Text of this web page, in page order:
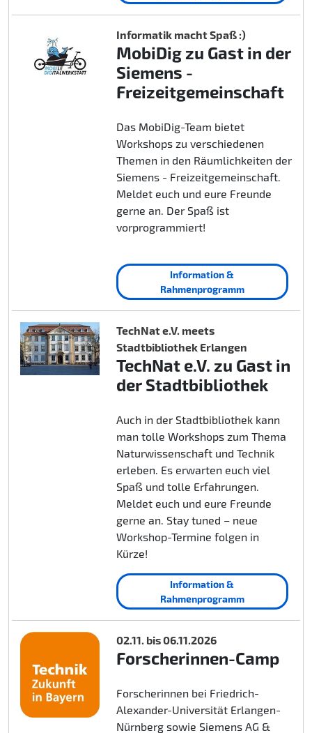
Informatik macht Spaß :)
MobiDig zu Gast in der
Siemens -
Freizeitgemeinschaft
Das MobiDig-Team bietet
Workshops zu verschiedenen
Themen in den Räumlichkeiten der
Siemens - Freizeitgemeinschaft.
Meldet euch und eure Freunde
gerne an. Der Spaß ist
vorprogrammiert!
Information &
Rahmenprogramm
TechNat e.V. meets
Stadtbibliothek Erlangen
TechNat e.V. zu Gast in
der Stadtbibliothek
Auch in der Stadtbibliothek kann
man tolle Workshops zum Thema
Naturwissenschaft und Technik
erleben. Es erwarten euch viel
Spaß und tolle Erfahrungen.
Meldet euch und eure Freunde
gerne an. Stay tuned – neue
Workshop-Termine folgen in
Kürze!
Information &
Rahmenprogramm
02.11. bis 06.11.2026
Forscherinnen-Camp
Forscherinnen bei Friedrich-
Alexander-Universität Erlangen-
Nürnberg sowie Siemens AG &